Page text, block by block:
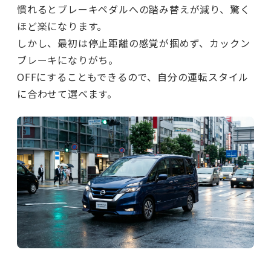
慣れるとブレーキペダルへの踏み替えが減り、驚く
ほど楽になります。
しかし、最初は停止距離の感覚が掴めず、カックン
ブレーキになりがち。
OFFにすることもできるので、自分の運転スタイル
に合わせて選べます。